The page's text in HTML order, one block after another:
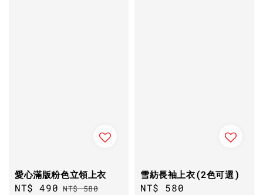
愛心滿版粉色立領上衣
Sale
NT$ 490 Regular
NT$ 580
雪紡長袖上衣(2色可選)
Regular
NT$ 580